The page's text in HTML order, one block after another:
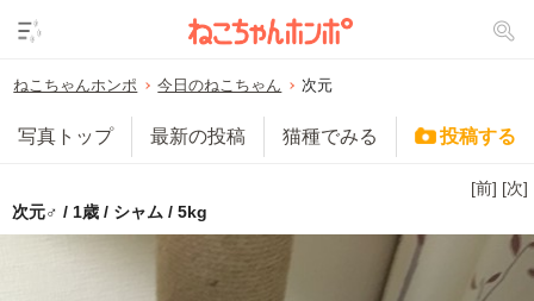
ねこちゃんホンポ 今日のねこちゃん 次元
写真トップ 最新の投稿 猫種でみる 投稿する
[前] [次]
次元♂ / 1歳 / シャム / 5kg